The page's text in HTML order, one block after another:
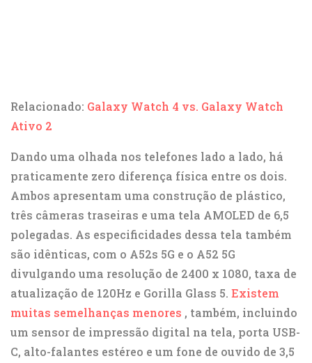
Relacionado: Galaxy Watch 4 vs. Galaxy Watch
Ativo 2
Dando uma olhada nos telefones lado a lado, há
praticamente zero diferença física entre os dois.
Ambos apresentam uma construção de plástico,
três câmeras traseiras e uma tela AMOLED de 6,5
polegadas. As especificidades dessa tela também
são idênticas, com o A52s 5G e o A52 5G
divulgando uma resolução de 2400 x 1080, taxa de
atualização de 120Hz e Gorilla Glass 5. Existem
muitas semelhanças menores , também, incluindo
um sensor de impressão digital na tela, porta USB-
C, alto-falantes estéreo e um fone de ouvido de 3,5